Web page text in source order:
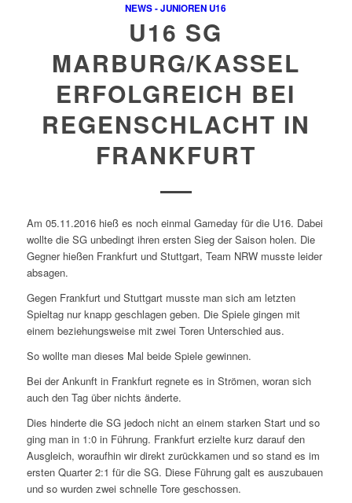
NEWS - JUNIOREN U16
U16 SG
MARBURG/KASSEL
ERFOLGREICH BEI
REGENSCHLACHT IN
FRANKFURT
Am 05.11.2016 hieß es noch einmal Gameday für die U16. Dabei
wollte die SG unbedingt ihren ersten Sieg der Saison holen. Die
Gegner hießen Frankfurt und Stuttgart, Team NRW musste leider
absagen.
Gegen Frankfurt und Stuttgart musste man sich am letzten
Spieltag nur knapp geschlagen geben. Die Spiele gingen mit
einem beziehungsweise mit zwei Toren Unterschied aus.
So wollte man dieses Mal beide Spiele gewinnen.
Bei der Ankunft in Frankfurt regnete es in Strömen, woran sich
auch den Tag über nichts änderte.
Dies hinderte die SG jedoch nicht an einem starken Start und so
ging man in 1:0 in Führung. Frankfurt erzielte kurz darauf den
Ausgleich, woraufhin wir direkt zurückkamen und so stand es im
ersten Quarter 2:1 für die SG. Diese Führung galt es auszubauen
und so wurden zwei schnelle Tore geschossen.